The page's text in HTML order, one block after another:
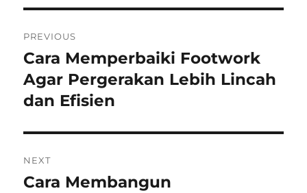
pos
PREVIOUS
Previous
post:
Cara Memperbaiki Footwork
Agar Pergerakan Lebih Lincah
dan Efisien
NEXT
Next
Cara Membangun